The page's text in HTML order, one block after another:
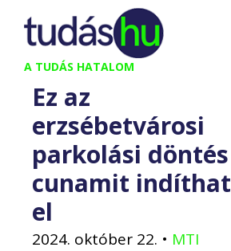
Kilépés
tartalomba
A TUDÁS HATALOM
Ez az
erzsébetvárosi
parkolási döntés
cunamit indíthat
el
2024. október 22. • MTI